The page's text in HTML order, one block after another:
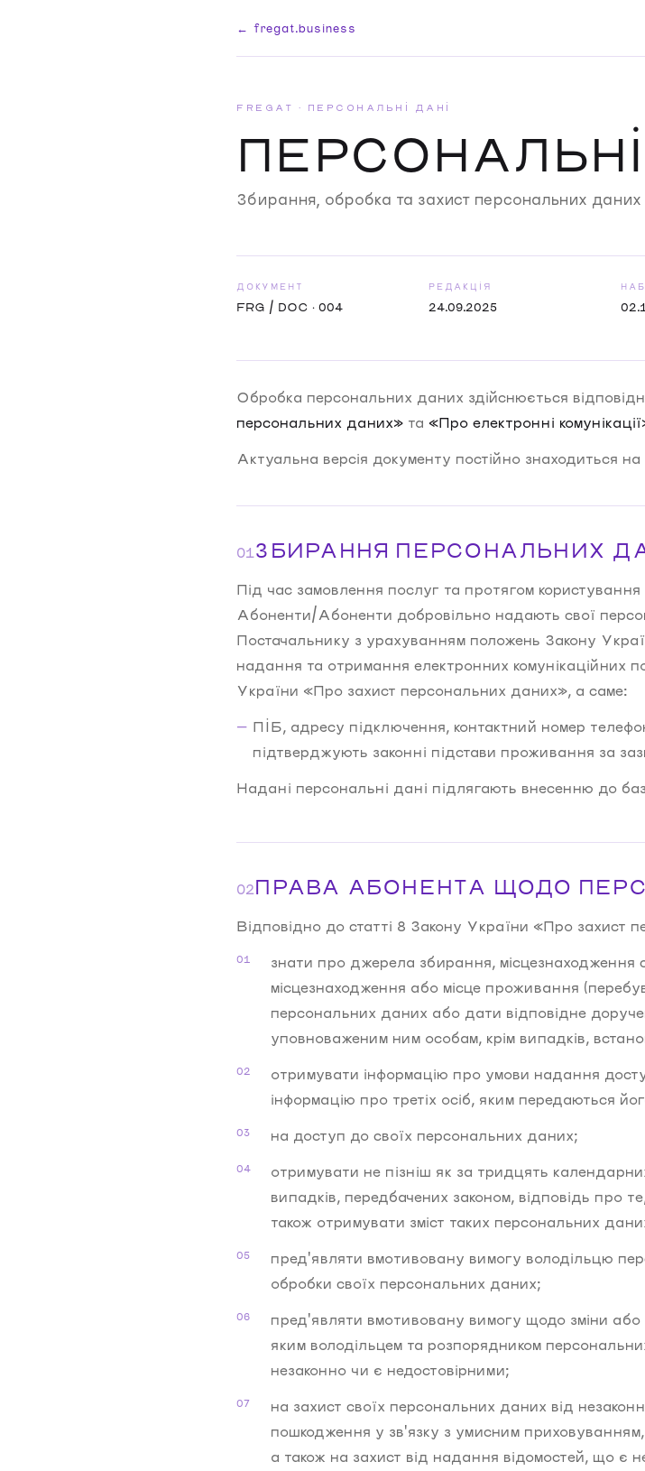
← fregat.business
FREGAT · ПЕРСОНАЛЬНІ ДАНІ
Збирання, обробка та захист персональних даних
ДОКУМЕНТ
FRG / DOC · 004
РЕДАКЦІЯ
24.09.2025
Обробка персональних даних здійснюється
персональних даних» та «Про електронні
Актуальна версія документу постійно знаходиться на
01ЗБИРАННЯ ПЕРСОНАЛЬНИХ
Під час замовлення послуг та протягом
Абоненти/Абоненти добровільно надають свої
Постачальнику з урахуванням положень Закону
надання та отримання електронних комунікаційних
України «Про захист персональних даних», а саме:
ПІБ, адресу підключення, контактний номер
підтверджують законні підстави проживання за
Надані персональні дані підлягають внесенню до
02ПРАВА АБОНЕНТА ЩОДО
Відповідно до статті 8 Закону України «Про
знати про джерела збирання, місцезнаходження
місцезнаходження або місце проживання
персональних даних або дати відповідне
уповноваженим ним особам, крім випадків,
отримувати інформацію про умови надання
інформацію про третіх осіб, яким передаються
на доступ до своїх персональних даних;
отримувати не пізніш як за тридцять
випадків, передбачених законом, відповідь про
також отримувати зміст таких персональних
пред'являти вмотивовану вимогу володільцю
обробки своїх персональних даних;
пред'являти вмотивовану вимогу щодо зміни
яким володільцем та розпорядником
незаконно чи є недостовірними;
на захист своїх персональних даних від
пошкодження у зв'язку з умисним
а також на захист від надання відомостей, що є